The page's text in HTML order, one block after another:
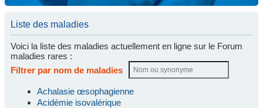
Liste des maladies
Voici la liste des maladies actuellement en ligne sur le Forum
maladies rares :
Filtrer par nom de maladies
Achalasie œsophagienne
Acidémie isovalérique